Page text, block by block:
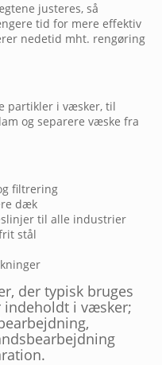
justeres, så
tid for mere effektiv
nedetid mht. rengøring
partikler i væsker, til
og separere væske fra
filtrering
dæk
til alle industrier
stål
der typisk bruges
indeholdt i væsker;